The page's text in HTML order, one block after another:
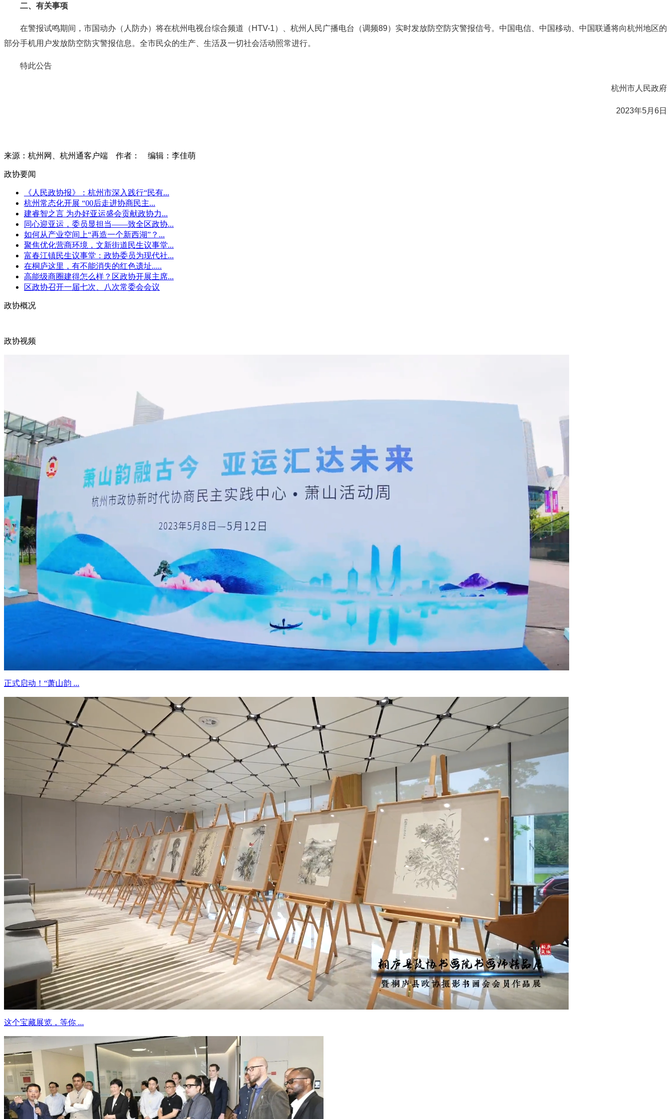
二、有关事项
在警报试鸣期间，市国动办（人防办）将在杭州电视台综合频道（HTV-1）、杭州人民广播电台（调频89）实时发放防空防灾警报信号。中国电信、中国移动、中国联通将向杭州地区的
部分手机用户发放防空防灾警报信息。全市民众的生产、生活及一切社会活动照常进行。
特此公告
杭州市人民政府
2023年5月6日
来源：杭州网、杭州通客户端 作者： 编辑：李佳萌
政协要闻
《人民政协报》：杭州市深入践行“民有...
杭州常态化开展 “00后走进协商民主...
建睿智之言 为办好亚运盛会贡献政协力...
同心迎亚运，委员显担当——致全区政协...
如何从产业空间上“再造一个新西湖”？...
聚焦优化营商环境，文新街道民生议事堂...
富春江镇民生议事堂：政协委员为现代社...
在桐庐这里，有不能消失的红色遗址.....
高能级商圈建得怎么样？区政协开展主席...
区政协召开一届七次、八次常委会会议
政协概况
政协视频
正式启动！“萧山韵 ...
这个宝藏展览，等你 ...